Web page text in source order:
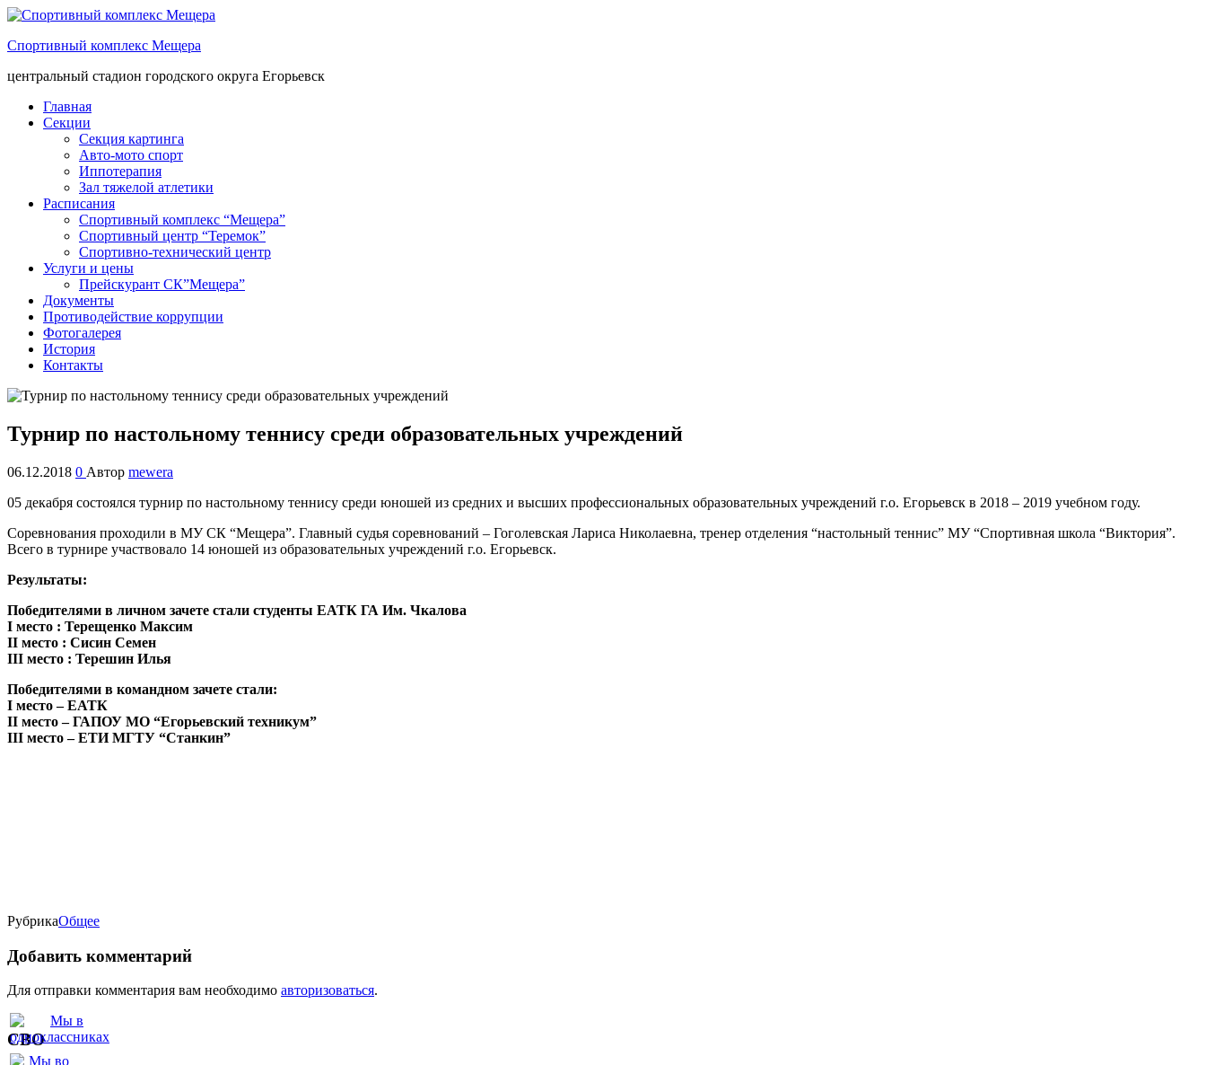
Спортивный комплекс Мещера
центральный стадион городского округа Егорьевск
Главная
Секции
Секция картинга
Авто-мото спорт
Иппотерапия
Зал тяжелой атлетики
Расписания
Спортивный комплекс “Мещера”
Спортивный центр “Теремок”
Спортивно-технический центр
Услуги и цены
Прейскурант СК”Мещера”
Документы
Противодействие коррупции
Фотогалерея
История
Контакты
Турнир по настольному теннису среди образовательных учреждений
06.12.2018 0 Автор mewera
05 декабря состоялся турнир по настольному теннису среди юношей из средних и высших профессиональных образовательных учреждений г.о. Егорьевск в 2018 – 2019 учебном году.
Соревнования проходили в МУ СК “Мещера”. Главный судья соревнований – Гоголевская Лариса Николаевна, тренер отделения “настольный теннис” МУ “Спортивная школа “Виктория”.
Всего в турнире участвовало 14 юношей из образовательных учреждений г.о. Егорьевск.
Результаты:
Победителями в личном зачете стали студенты ЕАТК ГА Им. Чкалова
I место : Терещенко Максим
II место : Сисин Семен
III место : Терешин Илья
Победителями в командном зачете стали:
I место – ЕАТК
II место – ГАПОУ МО “Егорьевский техникум”
III место – ЕТИ МГТУ “Станкин”
РубрикаOбщее
Добавить комментарий
Для отправки комментария вам необходимо авторизоваться.
СВО